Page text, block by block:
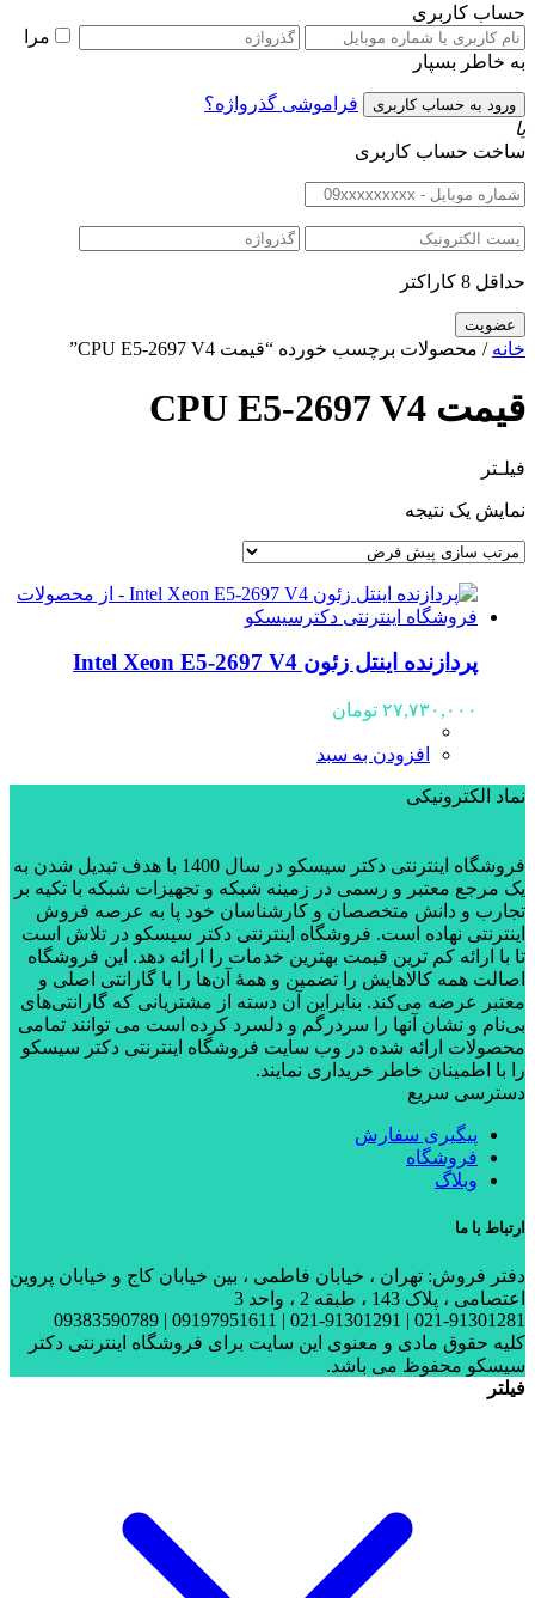
حساب کاربری
مرا
به خاطر بسپار
فراموشی گذرواژه؟
یا
ساخت حساب کاربری
حداقل 8 کاراکتر
خانه / محصولات برچسب خورده “قیمت CPU E5-2697 V4”
قیمت CPU E5-2697 V4
فیلـتر
نمایش یک نتیجه
پردازنده اینتل زئون Intel Xeon E5-2697 V4
۲۷,۷۳۰,۰۰۰ تومان
افزودن به سبد
نماد الکترونیکی
فروشگاه اینترنتی دکتر سیسکو در سال 1400 با هدف تبدیل شدن به
یک مرجع معتبر و رسمی در زمینه شبکه و تجهیزات شبکه با تکیه بر
تجارب و دانش متخصصان و کارشناسان خود پا به عرصه فروش
اینترنتی نهاده است. فروشگاه اینترنتی دکتر سیسکو در تلاش است
تا با ارائه کم ترین قیمت بهترین خدمات را ارائه دهد. این فروشگاه
اصالت همه کالاهایش را تضمین و همۀ آن‌ها را با گارانتی اصلی و
معتبر عرضه می‌کند. بنابراین آن دسته از مشتریانی که گارانتی‌های
بی‌نام و نشان آنها را سردرگم و دلسرد کرده است می توانند تمامی
محصولات ارائه شده در وب سایت فروشگاه اینترنتی دکتر سیسکو
را با اطمینان خاطر خریداری نمایند.
دسترسی سریع
پیگیری سفارش
فروشگاه
وبلاگ
ارتباط با ما
دفتر فروش: تهران ، خیابان فاطمی ، بین خیابان کاج و خیابان پروین
اعتصامی ، پلاک 143 ، طبقه 2 ، واحد 3
021-91301281 | 021-91301291 | 09197951611 | 09383590789
کلیه حقوق مادی و معنوی این سایت برای فروشگاه اینترنتی دکتر
سیسکو محفوظ می باشد.
فیلتر